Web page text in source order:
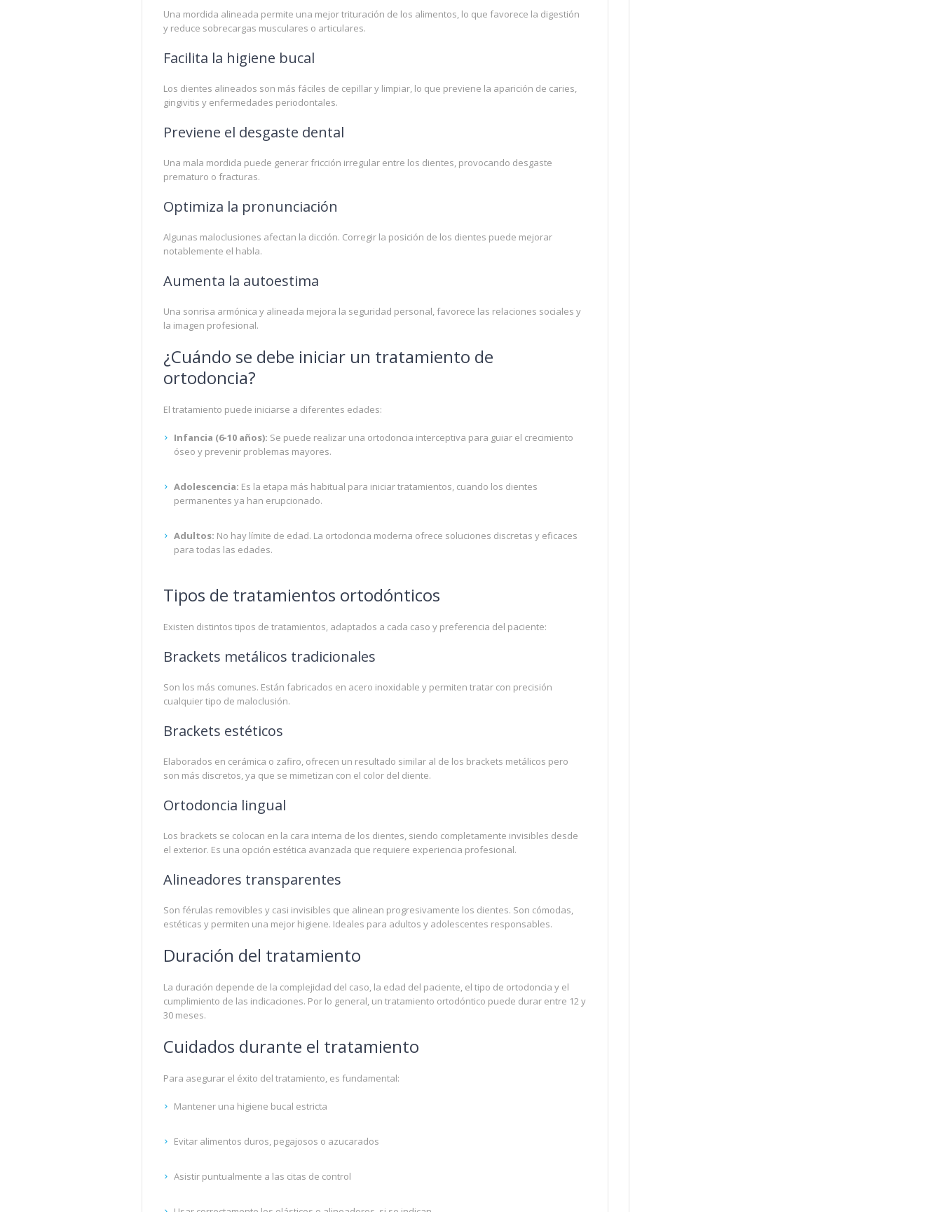
Una mordida alineada permite una mejor trituración de los alimentos, lo que favorece la digestión
y reduce sobrecargas musculares o articulares.
Facilita la higiene bucal
Los dientes alineados son más fáciles de cepillar y limpiar, lo que previene la aparición de caries,
gingivitis y enfermedades periodontales.
Previene el desgaste dental
Una mala mordida puede generar fricción irregular entre los dientes, provocando desgaste
prematuro o fracturas.
Optimiza la pronunciación
Algunas maloclusiones afectan la dicción. Corregir la posición de los dientes puede mejorar
notablemente el habla.
Aumenta la autoestima
Una sonrisa armónica y alineada mejora la seguridad personal, favorece las relaciones sociales y
la imagen profesional.
¿Cuándo se debe iniciar un tratamiento de
ortodoncia?
El tratamiento puede iniciarse a diferentes edades:
Infancia (6-10 años): Se puede realizar una ortodoncia interceptiva para guiar el crecimiento
óseo y prevenir problemas mayores.
Adolescencia: Es la etapa más habitual para iniciar tratamientos, cuando los dientes
permanentes ya han erupcionado.
Adultos: No hay límite de edad. La ortodoncia moderna ofrece soluciones discretas y eficaces
para todas las edades.
Tipos de tratamientos ortodónticos
Existen distintos tipos de tratamientos, adaptados a cada caso y preferencia del paciente:
Brackets metálicos tradicionales
Son los más comunes. Están fabricados en acero inoxidable y permiten tratar con precisión
cualquier tipo de maloclusión.
Brackets estéticos
Elaborados en cerámica o zafiro, ofrecen un resultado similar al de los brackets metálicos pero
son más discretos, ya que se mimetizan con el color del diente.
Ortodoncia lingual
Los brackets se colocan en la cara interna de los dientes, siendo completamente invisibles desde
el exterior. Es una opción estética avanzada que requiere experiencia profesional.
Alineadores transparentes
Son férulas removibles y casi invisibles que alinean progresivamente los dientes. Son cómodas,
estéticas y permiten una mejor higiene. Ideales para adultos y adolescentes responsables.
Duración del tratamiento
La duración depende de la complejidad del caso, la edad del paciente, el tipo de ortodoncia y el
cumplimiento de las indicaciones. Por lo general, un tratamiento ortodóntico puede durar entre 12 y
30 meses.
Cuidados durante el tratamiento
Para asegurar el éxito del tratamiento, es fundamental:
Mantener una higiene bucal estricta
Evitar alimentos duros, pegajosos o azucarados
Asistir puntualmente a las citas de control